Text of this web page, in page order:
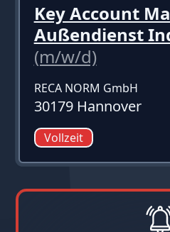
Key Account
Außendienst
(m/w/d)
RECA NORM GmbH
30179 Hannover
Vollzeit